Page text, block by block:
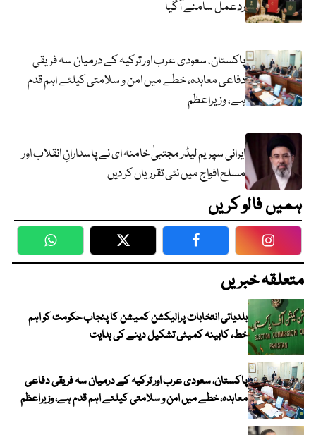
ردعمل سامنے آگیا
پاکستان، سعودی عرب اور ترکیہ کے درمیان سہ فریقی
دفاعی معاہدہ، خطے میں امن و سلامتی کیلئے اہم قدم
ہے، وزیراعظم
ایرانی سپریم لیڈر مجتبیٰ خامنہ ای نے پاسدارانِ انقلاب اور
مسلح افواج میں نئی تقرریاں کر دیں
ہمیں فالو کریں
WhatsApp Twitter Facebook
متعلقہ خبریں
بلدیاتی انتخابات پرالیکشن کمیشن کا پنجاب حکومت کو اہم
خط، کابینہ کمیٹی تشکیل دینے کی ہدایت
پاکستان، سعودی عرب اور ترکیہ کے درمیان سہ فریقی دفاعی
معاہدہ، خطے میں امن و سلامتی کیلئے اہم قدم ہے، وزیراعظم